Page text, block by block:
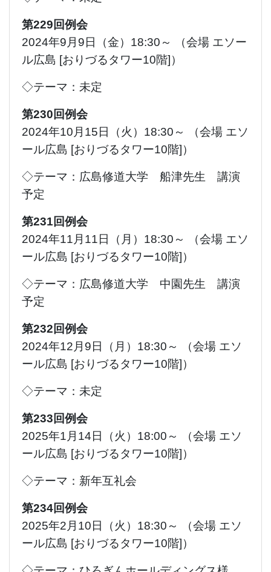
第229回例会
2024年9月9日（金）18:30～ （会場 エソー
ル広島 [おりづるタワー10階]）
◇テーマ：未定
第230回例会
2024年10月15日（火）18:30～ （会場 エソ
ール広島 [おりづるタワー10階]）
◇テーマ：広島修道大学 船津先生 講演
予定
第231回例会
2024年11月11日（月）18:30～ （会場 エソ
ール広島 [おりづるタワー10階]）
◇テーマ：広島修道大学 中園先生 講演
予定
第232回例会
2024年12月9日（月）18:30～ （会場 エソ
ール広島 [おりづるタワー10階]）
◇テーマ：未定
第233回例会
2025年1月14日（火）18:00～ （会場 エソ
ール広島 [おりづるタワー10階]）
◇テーマ：新年互礼会
第234回例会
2025年2月10日（火）18:30～ （会場 エソ
ール広島 [おりづるタワー10階]）